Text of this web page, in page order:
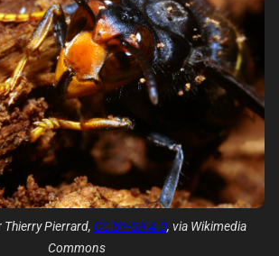
Pierrard, CC BY-SA 4.0, via Wikimedia
Commons